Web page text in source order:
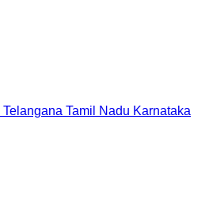
Telangana Tamil Nadu Karnataka